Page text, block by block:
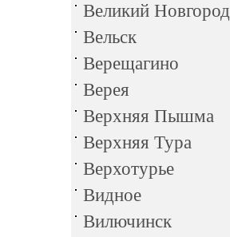
Великий Новгород
Вельск
Верещагино
Верея
Верхняя Пышма
Верхняя Тура
Верхотурье
Видное
Вилючинск